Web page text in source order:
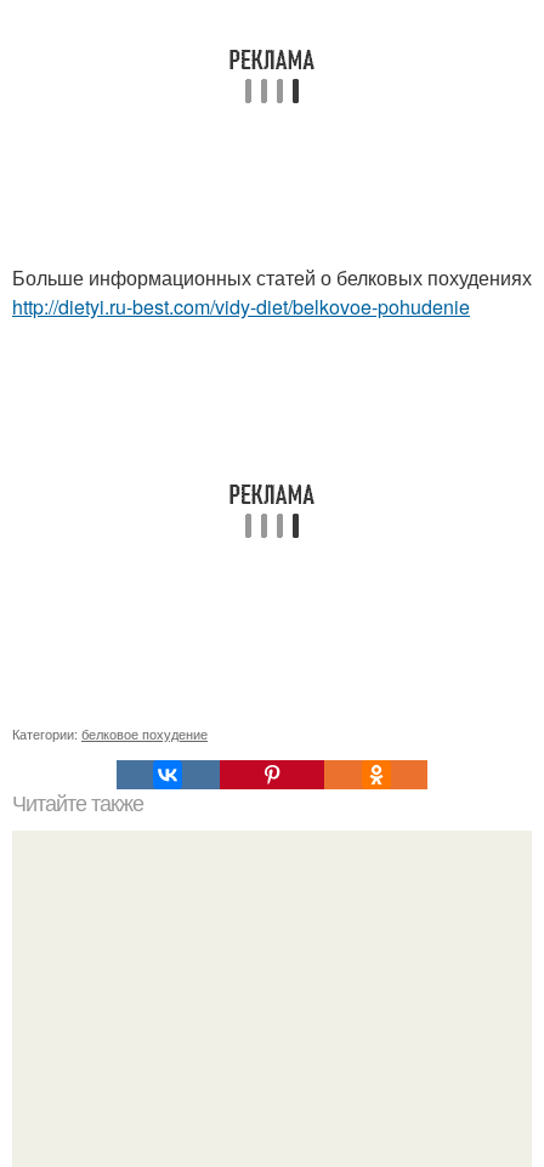
Больше информационных статей о белковых похудениях
http://dietyi.ru-best.com/vidy-diet/belkovoe-pohudenie
Категории: белковое похудение
Читайте также